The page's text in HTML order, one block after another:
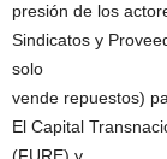
presión de los
Sindicatos y
solo
vende repuestos)
El Capital